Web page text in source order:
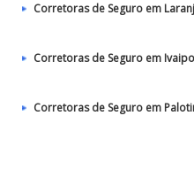
Corretoras de Seguro em
Corretoras de Seguro em
Corretoras de Seguro em